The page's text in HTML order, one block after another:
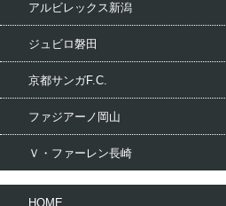
アルビレックス新潟
ジュビロ磐田
京都サンガF.C.
ファジアーノ岡山
Ｖ・ファーレン長崎
HOME